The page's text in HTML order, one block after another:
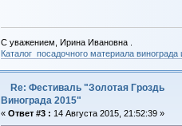
С уважением, Ирина Ивановна .
Каталог посадочного материала
Re: Фестиваль "Золотая Гроздь
Винограда 2015"
« Ответ #3 : 14 Августа 2015, 21:52:39 »